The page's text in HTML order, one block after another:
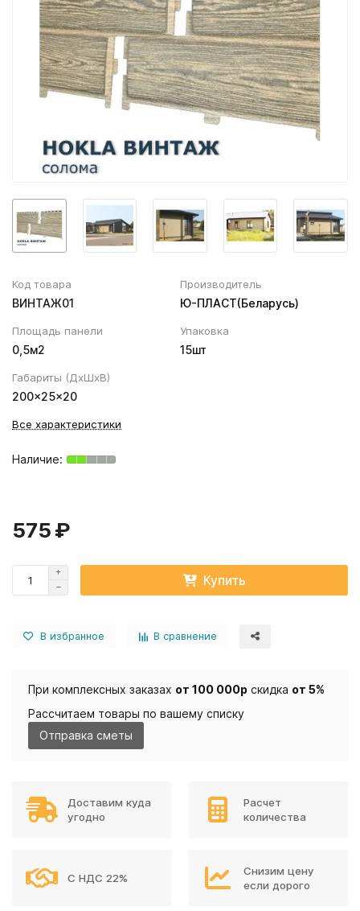
Вентиляционный выход
Колпаки, Проходы, Вент.ленты
Муфта трубы
Соединитель желоба
Трубы водосточные
Угол желоба
ХВОЙНАЯ фанера НЕ ШЛИФОВАННАЯ
Код товара
ВИНТАЖ01
Производитель
Ю-ПЛАСТ(Беларусь)
Площадь панели
0,5м2
Упаковка
15шт
Габариты (ДхШхВ)
200×25×20
Все характеристики
575 ₽
Купить
В избранное В сравнение
При комплексных заказах от 100 000р скидка от 5%
Рассчитаем товары по вашему списку
Отправка сметы
Доставим куда
угодно
Расчет
количества
С НДС 22%
Снизим цену
если дорого